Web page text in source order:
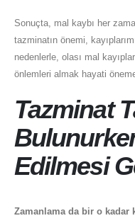
Sonuçta, mal kaybı her
tazminatın önemi,
nedenlerle, olası mal
önlemleri almak hayati
Tazminat
Edilmesi
Zamanlama da bir o kadar